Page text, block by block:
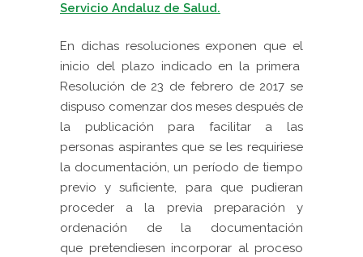
Servicio Andaluz de Salud.
En dichas resoluciones exponen que el
inicio del plazo indicado en la primera
Resolución de 23 de febrero de 2017se
dispuso comenzar dos meses después de
la publicación para facilitar a las
personas aspirantes que se les requiriese
la documentación, un período de tiempo
previo y suficiente, para que pudieran
proceder a la previa preparación y
ordenación de la documentación
que pretendiesen incorporar al proceso